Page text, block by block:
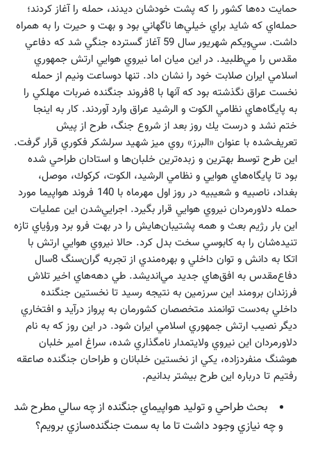
حمايت ده‌ها كشور را كه پشت خودشان ديدند، حمله را آغاز كردند؛
حمله‌اي كه شايد براي خيلي‌ها ناگهاني بود و بهت و حيرت را به همراه
داشت. سي‌ويكم شهريور سال 59 آغاز گسترده جنگي شد كه دفاعي
مقدس را مي‌طلبيد. در اين ميان اما نيروي هوايي ارتش جمهوري
اسلامي ايران صلابت خود را نشان داد. تنها دوساعت ونيم از حمله
نخست عراق نگذشته بود كه آنها با 8فروند جنگنده ضربات مهلكي را
به پايگاه‌هاي نظامي الكوت و الرشيد عراق وارد آوردند. كار به اينجا
ختم نشد و درست يك روز بعد از شروع جنگ، طرح از پيش
تعريف‌شده با عنوان «‌البرز» روي ميز شهيد سرلشكر فكوري قرار گرفت.
اين طرح توسط بهترين و زبده‌ترين خلبان‌ها و استادان طراحي شده
بود تا پايگاه‌هاي هوايي و نظامي الرشيد، الكوت، كركوك، موصل،
بغداد، ناصبيه و شعيبيه در روز اول مهرماه با 140 فروند هواپيما مورد
حمله دلاورمردان نيروي هوايي قرار بگيرد. اجرايي‌شدن اين عمليات
اين بار رژيم بعث و همه پشتيبان‌هايش را در بهت فرو برد ورؤياي تازه
تنيده‌شان را به كابوسي سخت بدل كرد. حالا نيروي هوايي ارتش با
اتكا به دانش و توان داخلي و بهره‌مندي از تجربه گران‌سنگ 8سال
دفاع‌مقدس به افق‌هاي جديد مي‌انديشد. طي دهه‌هاي اخير تلاش
فرزندان برومند اين سرزمين به نتيجه رسيد تا نخستين جنگنده
داخلي به‌دست توانمند متخصصان كشورمان به پرواز درآيد و افتخاري
ديگر نصيب ارتش جمهوري اسلامي ايران شود. در اين روز كه به نام
دلاورمردان اين نيروي ولايتمدار نامگذاري شده، سراغ امير خلبان
هوشنگ منفردزاده، يكي از نخستين خلبانان و طراحان جنگنده صاعقه
رفتيم تا درباره اين طرح بيشتر بدانيم.
بحث طراحي و توليد هواپيماي جنگنده از چه سالي مطرح شد
و چه نيازي وجود داشت تا ما به سمت جنگنده‌سازي‌ برويم؟